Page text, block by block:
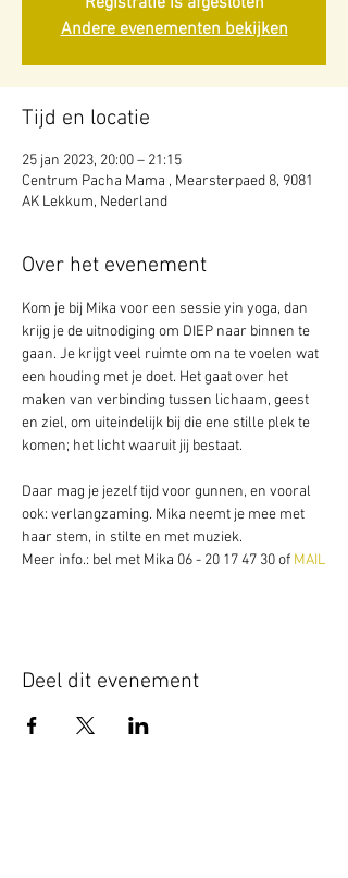
Andere evenementen bekijken
Tijd en locatie
25 jan 2023, 20:00 – 21:15
Centrum Pacha Mama , Mearsterpaed 8, 9081
AK Lekkum, Nederland
Over het evenement
Kom je bij Mika voor een sessie yin yoga, dan
krijg je de uitnodiging om DIEP naar binnen te
gaan. Je krijgt veel ruimte om na te voelen wat
een houding met je doet. Het gaat over het
maken van verbinding tussen lichaam, geest
en ziel, om uiteindelijk bij die ene stille plek te
komen; het licht waaruit jij bestaat.
Daar mag je jezelf tijd voor gunnen, en vooral
ook: verlangzaming. Mika neemt je mee met
haar stem, in stilte en met muziek.
Meer info.: bel met Mika 06 - 20 17 47 30 of MAIL
Deel dit evenement